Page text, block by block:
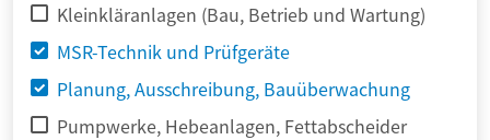
Kleinkläranlagen (Bau, Betrieb und Wartung)
MSR-Technik und Prüfgeräte
Planung, Ausschreibung, Bauüberwachung
Pumpwerke, Hebeanlagen, Fettabscheider